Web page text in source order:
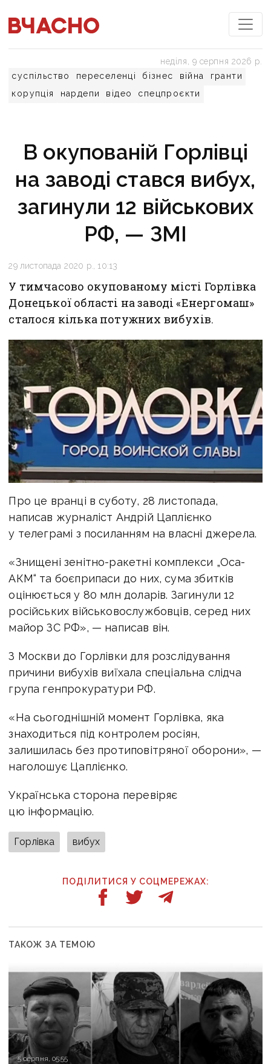
суспільство переселенці бізнес війна
гранти
корупція
нардепи відео спецпроєкти
неділя, 9 серпня 2026 р.
В окупованій Горлівці
на заводі стався вибух,
загинули 12 військових
РФ, — ЗМІ
29 листопада 2020 р., 10:13
У тимчасово окупованому місті Горлівка
Донецької області на заводі «Енергомаш»
сталося кілька потужних вибухів.
Про це вранці в суботу, 28 листопада,
написав журналіст Андрій Цаплієнко
у телеграмі з посиланням на власні джерела.
«Знищені зенітно-ракетні комплекси „Оса-
АКМ“ та боєприпаси до них, сума збитків
оцінюється у 80 млн доларів. Загинули 12
російських військовослужбовців, серед них
майор ЗС РФ», — написав він.
З Москви до Горлівки для розслідування
причини вибухів виїхала спеціальна слідча
група генпрокуратури РФ.
«На сьогоднішній момент Горлівка, яка
знаходиться під контролем росіян,
залишилась без протиповітряної оборони», —
наголошує Цаплієнко.
Українська сторона перевіряє
цю інформацію.
Горлівка вибух
ПОДІЛИТИСЯ У СОЦМЕРЕЖАХ:
ТАКОЖ ЗА ТЕМОЮ
5 серпня, 05:55